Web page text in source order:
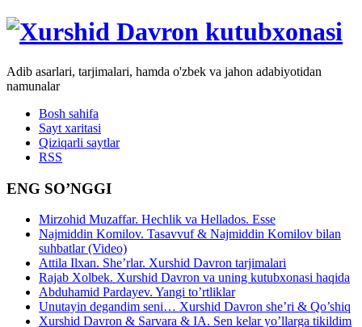
Adib asarlari, tarjimalari, hamda o'zbek va jahon adabiyotidan
namunalar
Bosh sahifa
Sayt xaritasi
Qiziqarli saytlar
RSS
ENG SO’NGGI
Mirzohid Muzaffar. Hechlik va Hellados. Esse
Najmiddin Komilov. Tasavvuf & Najmiddin Komilov bilan
suhbatlar (Video)
Attila Ilxan. She’rlar. Xurshid Davron tarjimalari
Rajab Xolbek. Xurshid Davron va uning kutubxonasi haqida
Abduhamid Pardayev. Yangi to’rtliklar
Unutayin degandim seni… Xurshid Davron she’ri & Qo’shiq
Xurshid Davron & Sarvara & IA. Sen kelar yo’llarga tikildim